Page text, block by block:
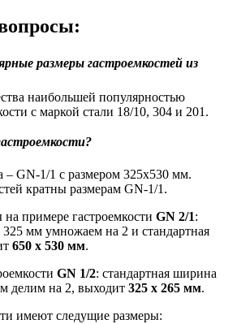
размеры гастроемкостей из
наибольшей популярностью
с маркой стали 18/10, 304 и 201.
– GN-1/1 с размером 325х530 мм.
кратны размерам GN-1/1.
примере гастроемкости GN 2/1:
мм умножаем на 2 и стандартная
650 х 530 мм.
GN 1/2: стандартная ширина
делим на 2, выходит 325 х 265 мм.
имеют следущие размеры: